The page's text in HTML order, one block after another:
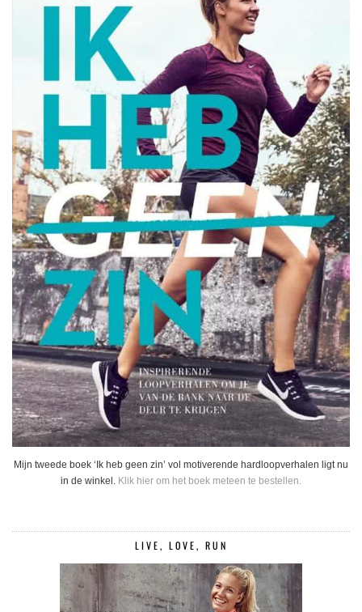
Mijn tweede boek ‘Ik heb geen zin’ vol motiverende hardloopverhalen ligt nu
in de winkel. Klik hier om het boek meteen te bestellen.
LIVE, LOVE, RUN